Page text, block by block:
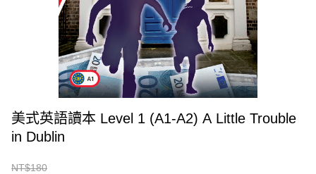
美式英語讀本 Level 1 (A1-A2) A Little Trouble
in Dublin
NT$180